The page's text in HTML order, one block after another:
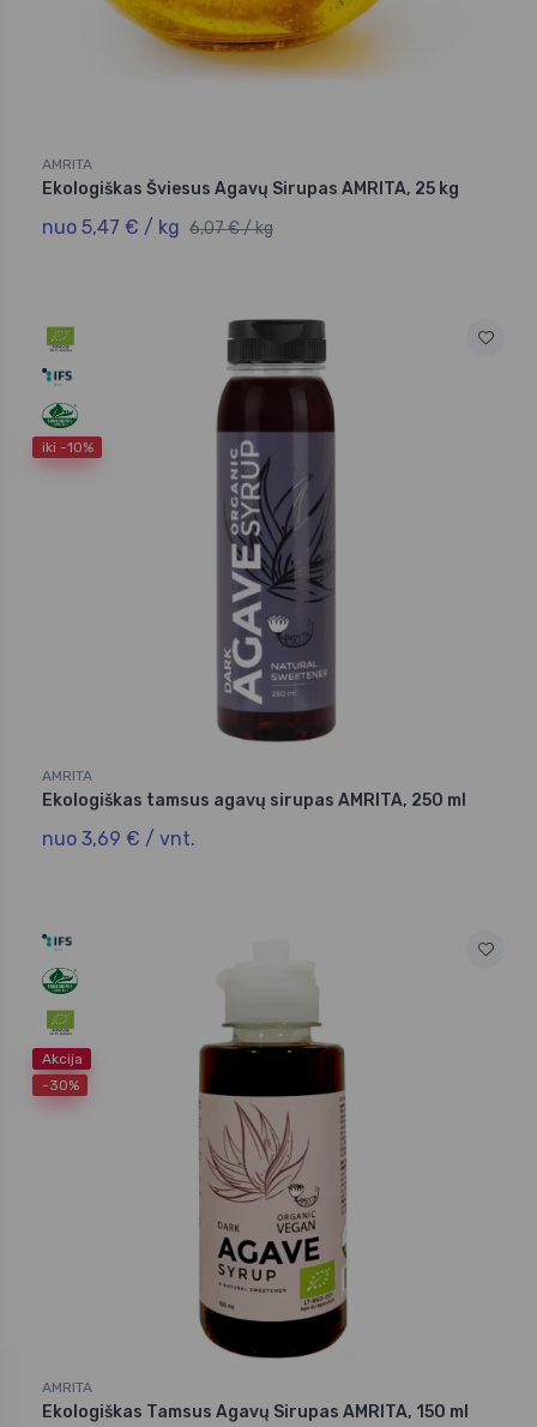
AMRITA
Ekologiškas Šviesus Agavų Sirupas AMRITA, 25 kg
nuo 5,47 € / kg 6,07 € / kg
iki -10%
AMRITA
Ekologiškas tamsus agavų sirupas AMRITA, 250 ml
nuo 3,69 € / vnt.
Akcija
-30%
AMRITA
Ekologiškas Tamsus Agavų Sirupas AMRITA, 150 ml